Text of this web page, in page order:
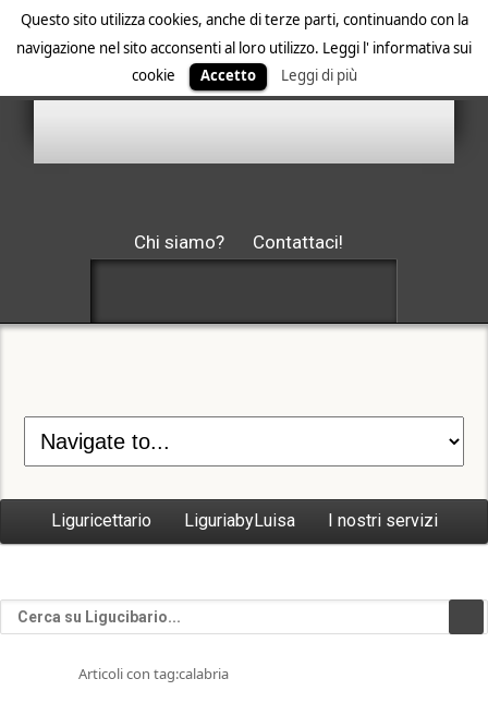
Questo sito utilizza cookies, anche di terze parti, continuando con la
navigazione nel sito acconsenti al loro utilizzo. Leggi l' informativa sui
cookie
Accetto Leggi di più
Chi siamo? Contattaci!
Liguricettario LiguriabyLuisa I nostri servizi
Articoli con tag:calabria